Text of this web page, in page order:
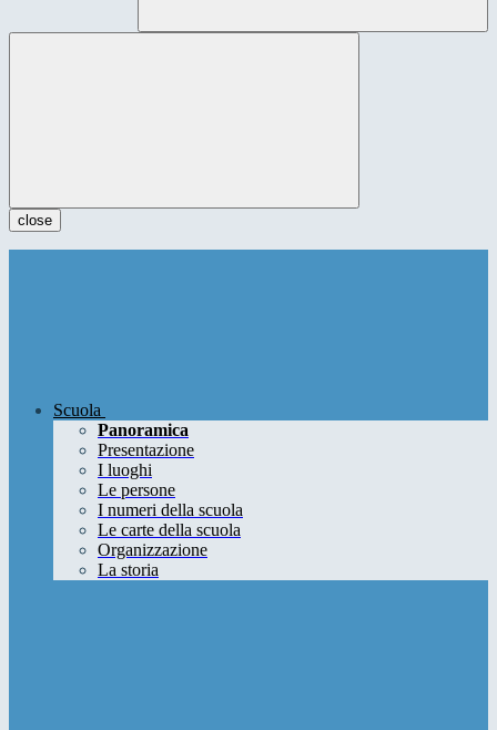
close
Scuola
Panoramica
Presentazione
I luoghi
Le persone
I numeri della scuola
Le carte della scuola
Organizzazione
La storia